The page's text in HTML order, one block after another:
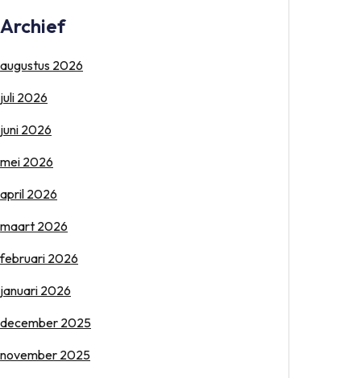
Archief
augustus 2026
juli 2026
juni 2026
mei 2026
april 2026
maart 2026
februari 2026
januari 2026
december 2025
november 2025